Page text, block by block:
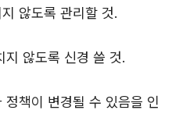
않도록 관리할 것.
지 않도록 신경 쓸 것.
정책이 변경될 수 있음을 인